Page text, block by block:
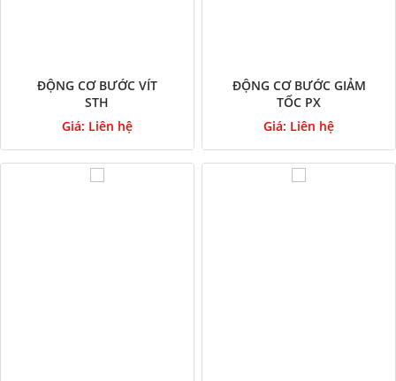
ĐỘNG CƠ BƯỚC VÍT
STH
Giá: Liên hệ
ĐỘNG CƠ BƯỚC GIẢM
TỐC PX
Giá: Liên hệ